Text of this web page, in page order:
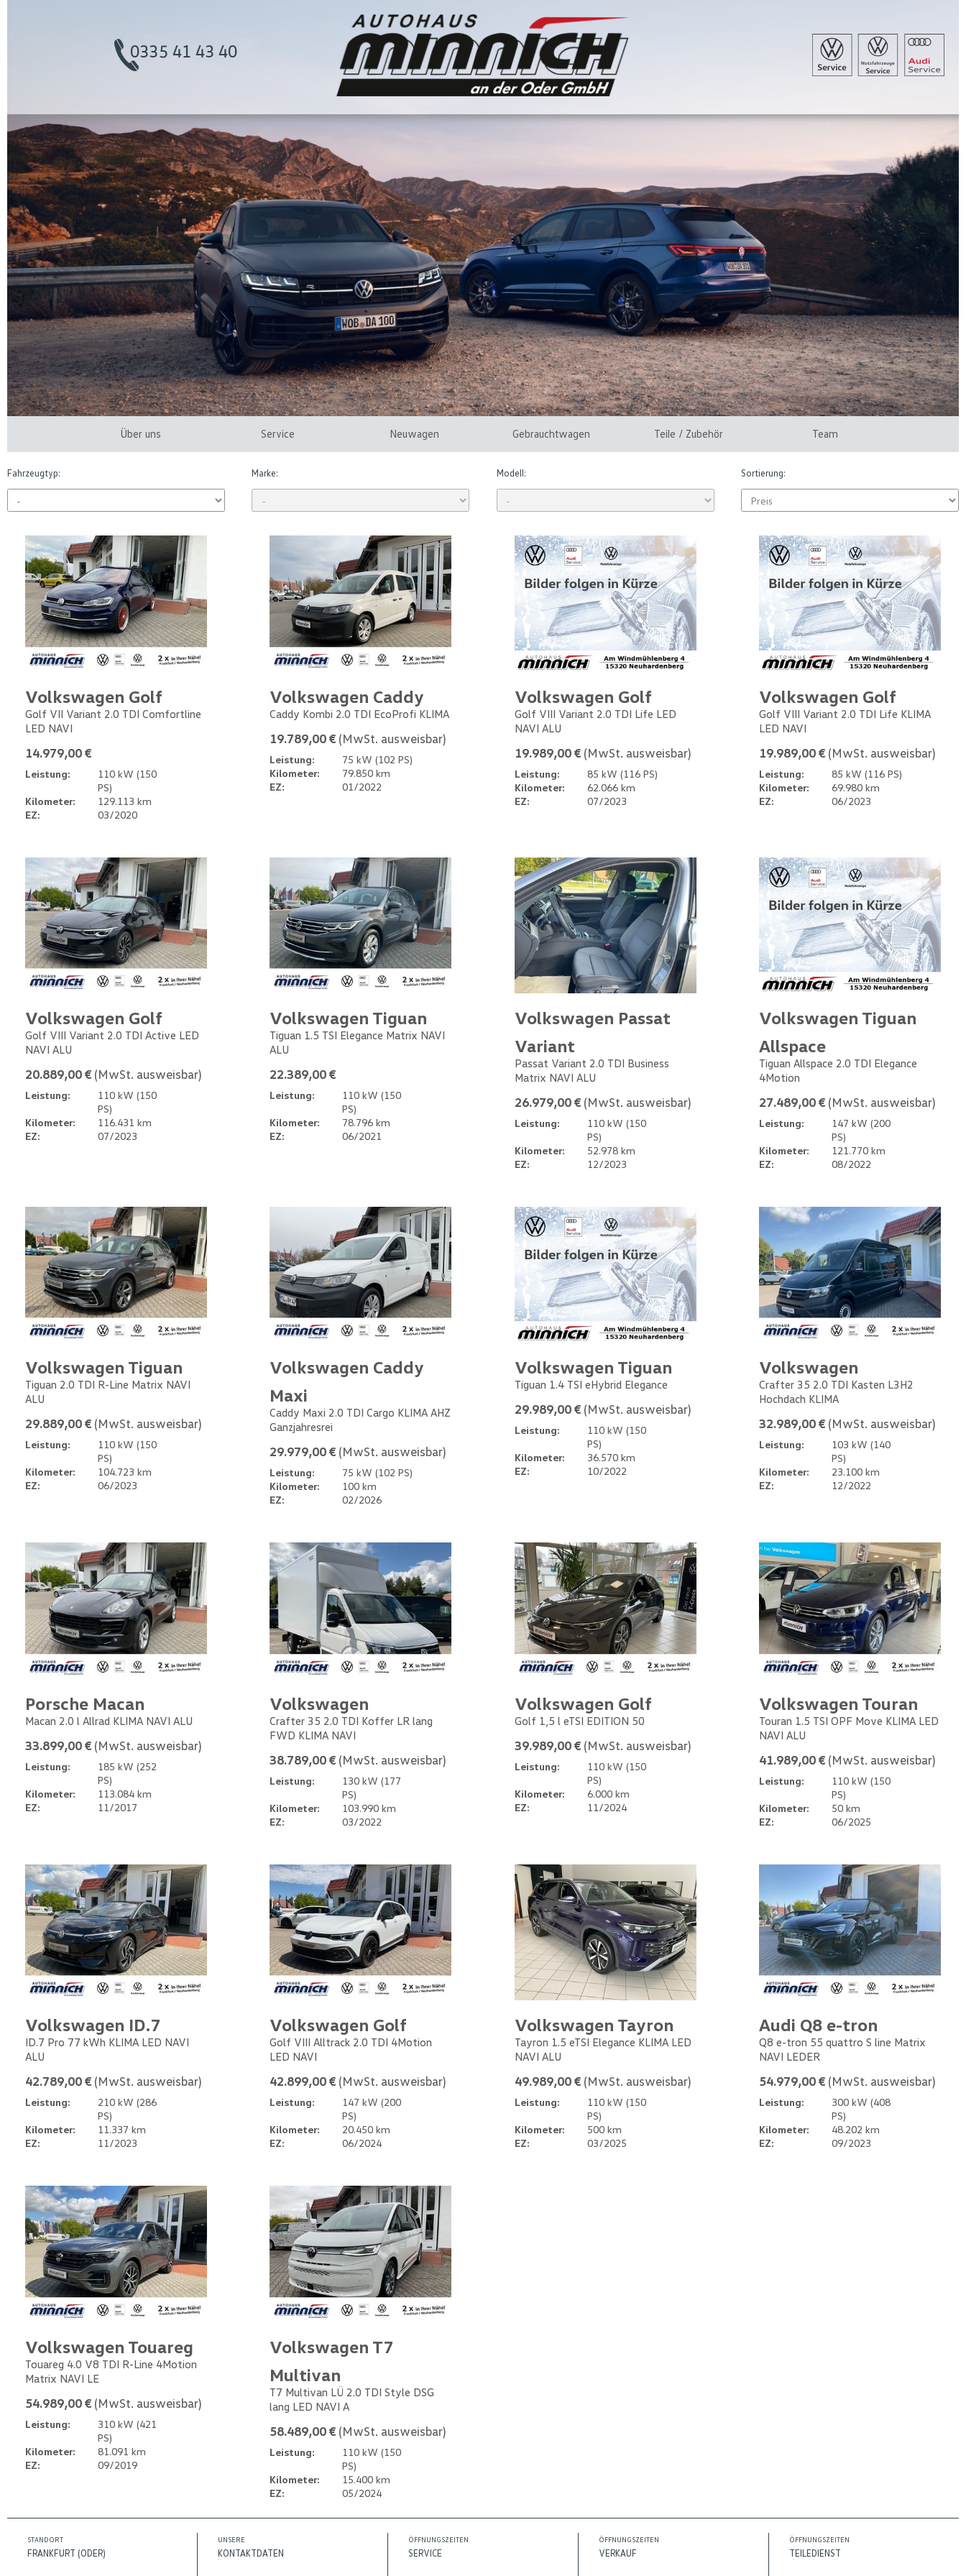
Über uns Service Neuwagen Gebrauchtwagen Teile / Zubehör Team
Fahrzeugtyp: Marke: Modell: Sortierung:
Volkswagen Golf
Golf VII Variant 2.0 TDI Comfortline
LED NAVI
14.979,00 €
Leistung:
110 kW (150
PS)
Kilometer:
129.113 km
EZ:
03/2020
Volkswagen Caddy
Caddy Kombi 2.0 TDI EcoProfi KLIMA
19.789,00 € (MwSt. ausweisbar)
Leistung:
75 kW (102 PS)
Kilometer:
79.850 km
EZ:
01/2022
Volkswagen Golf
Golf VIII Variant 2.0 TDI Life LED
NAVI ALU
19.989,00 € (MwSt. ausweisbar)
Leistung:
85 kW (116 PS)
Kilometer:
62.066 km
EZ:
07/2023
Volkswagen Golf
Golf VIII Variant 2.0 TDI Life KLIMA
LED NAVI
19.989,00 € (MwSt. ausweisbar)
Leistung:
85 kW (116 PS)
Kilometer:
69.980 km
EZ:
06/2023
Volkswagen Golf
Golf VIII Variant 2.0 TDI Active LED
NAVI ALU
20.889,00 € (MwSt. ausweisbar)
Leistung:
110 kW (150
PS)
Kilometer:
116.431 km
EZ:
07/2023
Volkswagen Tiguan
Tiguan 1.5 TSI Elegance Matrix NAVI
ALU
22.389,00 €
Leistung:
110 kW (150
PS)
Kilometer:
78.796 km
EZ:
06/2021
Volkswagen Passat
Variant
Passat Variant 2.0 TDI Business
Matrix NAVI ALU
26.979,00 € (MwSt. ausweisbar)
Leistung:
110 kW (150
PS)
Kilometer:
52.978 km
EZ:
12/2023
Volkswagen Tiguan
Allspace
Tiguan Allspace 2.0 TDI Elegance
4Motion
27.489,00 € (MwSt. ausweisbar)
Leistung:
147 kW (200
PS)
Kilometer:
121.770 km
EZ:
08/2022
Volkswagen Tiguan
Tiguan 2.0 TDI R-Line Matrix NAVI
ALU
29.889,00 € (MwSt. ausweisbar)
Leistung:
110 kW (150
PS)
Kilometer:
104.723 km
EZ:
06/2023
Volkswagen Caddy
Maxi
Caddy Maxi 2.0 TDI Cargo KLIMA AHZ
Ganzjahresrei
29.979,00 € (MwSt. ausweisbar)
Leistung:
75 kW (102 PS)
Kilometer:
100 km
EZ:
02/2026
Volkswagen Tiguan
Tiguan 1.4 TSI eHybrid Elegance
29.989,00 € (MwSt. ausweisbar)
Leistung:
110 kW (150
PS)
Kilometer:
36.570 km
EZ:
10/2022
Volkswagen
Crafter 35 2.0 TDI Kasten L3H2
Hochdach KLIMA
32.989,00 € (MwSt. ausweisbar)
Leistung:
103 kW (140
PS)
Kilometer:
23.100 km
EZ:
12/2022
Porsche Macan
Macan 2.0 l Allrad KLIMA NAVI ALU
33.899,00 € (MwSt. ausweisbar)
Leistung:
185 kW (252
PS)
Kilometer:
113.084 km
EZ:
11/2017
Volkswagen
Crafter 35 2.0 TDI Koffer LR lang
FWD KLIMA NAVI
38.789,00 € (MwSt. ausweisbar)
Leistung:
130 kW (177
PS)
Kilometer:
103.990 km
EZ:
03/2022
Volkswagen Golf
Golf 1,5 l eTSI EDITION 50
39.989,00 € (MwSt. ausweisbar)
Leistung:
110 kW (150
PS)
Kilometer:
6.000 km
EZ:
11/2024
Volkswagen Touran
Touran 1.5 TSI OPF Move KLIMA LED
NAVI ALU
41.989,00 € (MwSt. ausweisbar)
Leistung:
110 kW (150
PS)
Kilometer:
50 km
EZ:
06/2025
Volkswagen ID.7
ID.7 Pro 77 kWh KLIMA LED NAVI
ALU
42.789,00 € (MwSt. ausweisbar)
Leistung:
210 kW (286
PS)
Kilometer:
11.337 km
EZ:
11/2023
Volkswagen Golf
Golf VIII Alltrack 2.0 TDI 4Motion
LED NAVI
42.899,00 € (MwSt. ausweisbar)
Leistung:
147 kW (200
PS)
Kilometer:
20.450 km
EZ:
06/2024
Volkswagen Tayron
Tayron 1.5 eTSI Elegance KLIMA LED
NAVI ALU
49.989,00 € (MwSt. ausweisbar)
Leistung:
110 kW (150
PS)
Kilometer:
500 km
EZ:
03/2025
Audi Q8 e-tron
Q8 e-tron 55 quattro S line Matrix
NAVI LEDER
54.979,00 € (MwSt. ausweisbar)
Leistung:
300 kW (408
PS)
Kilometer:
48.202 km
EZ:
09/2023
Volkswagen Touareg
Touareg 4.0 V8 TDI R-Line 4Motion
Matrix NAVI LE
54.989,00 € (MwSt. ausweisbar)
Leistung:
310 kW (421
PS)
Kilometer:
81.091 km
EZ:
09/2019
Volkswagen T7
Multivan
T7 Multivan LÜ 2.0 TDI Style DSG
lang LED NAVI A
58.489,00 € (MwSt. ausweisbar)
Leistung:
110 kW (150
PS)
Kilometer:
15.400 km
EZ:
05/2024
STANDORT
FRANKFURT (ODER)
UNSERE
KONTAKTDATEN
ÖFFNUNGSZEITEN
SERVICE
ÖFFNUNGSZEITEN
VERKAUF
ÖFFNUNGSZEITEN
TEILEDIENST